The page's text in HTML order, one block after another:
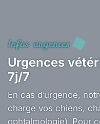
Infos urgences
Urgences
7j/7
En cas d’urgence,
charge vos chiens,
ophtalmologie). Pour